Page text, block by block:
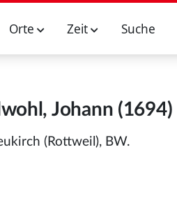
Orte Zeit Suche
Johann (1694)
(Rottweil), BW.